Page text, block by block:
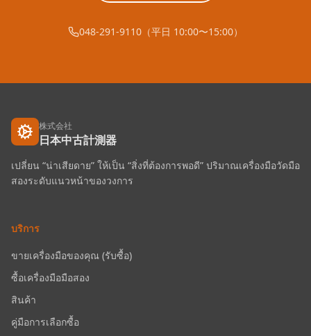
048-291-9110（平日 10:00〜15:00）
株式会社
日本中古計測器
เปลี่ยน “น่าเสียดาย” ให้เป็น “สิ่งที่ต้องการพอดี” ปริมาณเครื่องมือวัดมือ
สองระดับแนวหน้าของวงการ
บริการ
ขายเครื่องมือของคุณ (รับซื้อ)
ซื้อเครื่องมือมือสอง
สินค้า
คู่มือการเลือกซื้อ